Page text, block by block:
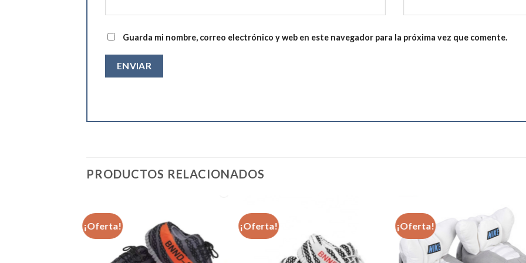
Guarda mi nombre, correo electrónico y web en este navegador para la próxima vez que comente.
PRODUCTOS RELACIONADOS
¡Oferta!
Añadir
a la
¡Oferta!
Añadir
¡Oferta!
a